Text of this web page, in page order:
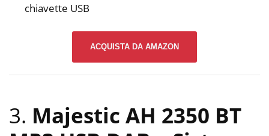
chiavette USB
ACQUISTA DA AMAZON
3. Majestic AH 2350 BT